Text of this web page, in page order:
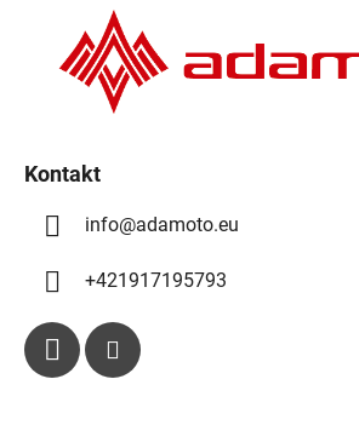
Kontakt
info@adamoto.eu
+421917195793